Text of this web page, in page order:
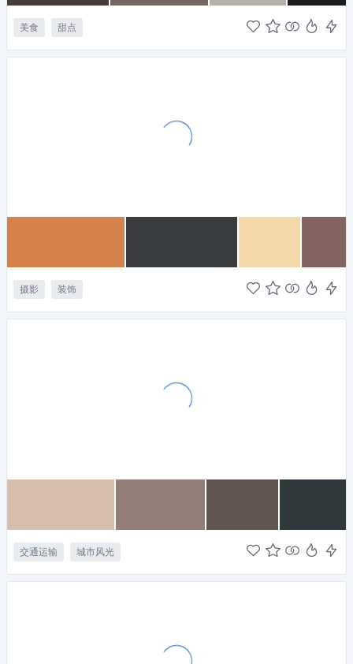
美食 甜点
摄影 装饰
交通运输 城市风光